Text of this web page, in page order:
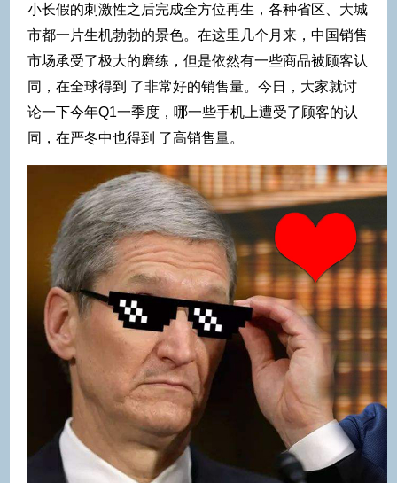
小长假的刺激性之后完成全方位再生，各种省区、大城
市都一片生机勃勃的景色。在这里几个月来，中国销售
市场承受了极大的磨练，但是依然有一些商品被顾客认
同，在全球得到 了非常好的销售量。今日，大家就讨
论一下今年Q1一季度，哪一些手机上遭受了顾客的认
同，在严冬中也得到 了高销售量。